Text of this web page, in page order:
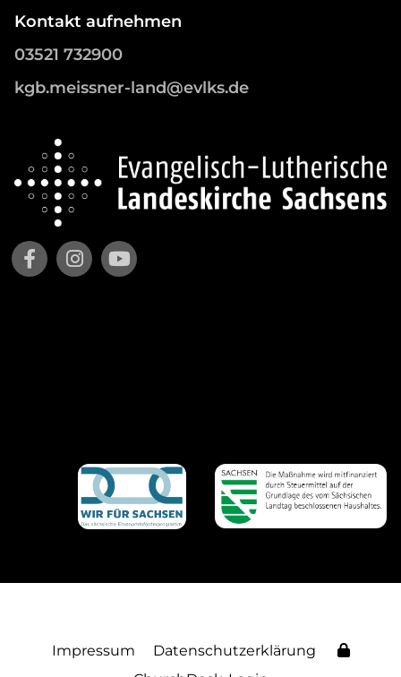
Kontakt aufnehmen
03521 732900
kgb.meissner-land@evlks.de
Impressum
Datenschutzerklärung